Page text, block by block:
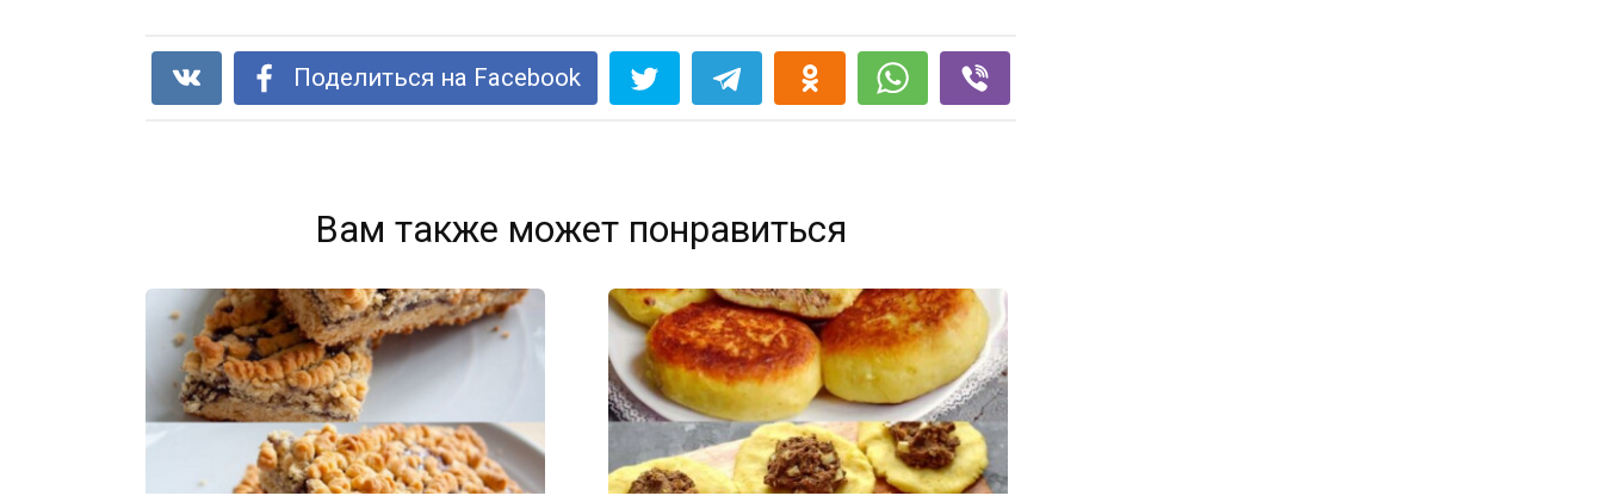
Поделиться на Facebook
Вам также может понравиться